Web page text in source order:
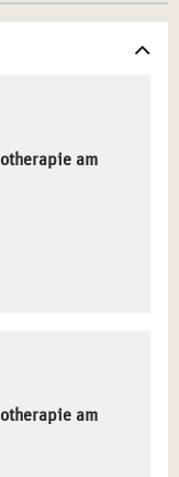
AUSBILDUNG
und
lebendige
und beruflich
am
am